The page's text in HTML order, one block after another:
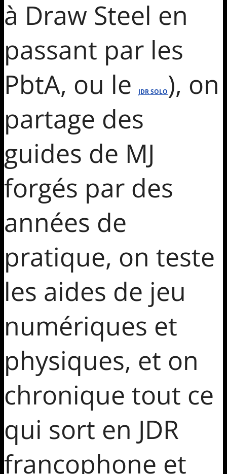
à Draw Steel en
passant par les
PbtA, ou le
JDR SOLO), on
partage des
guides de MJ
forgés par des
années de
pratique, on teste
les aides de jeu
numériques et
physiques, et on
chronique tout ce
qui sort en JDR
francophone et